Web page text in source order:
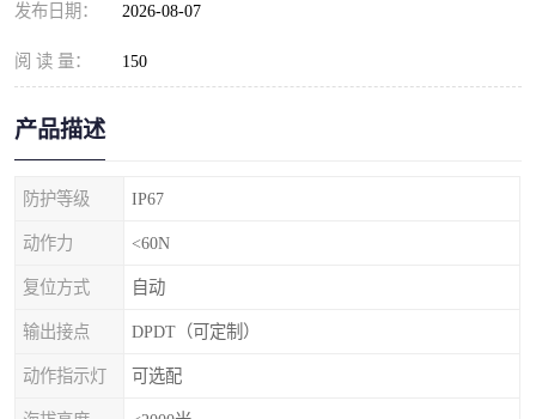
发布日期： 2026-08-07
阅 读 量： 150
产品描述
防护等级 IP67
动作力 <60N
复位方式 自动
输出接点 DPDT（可定制）
动作指示灯 可选配